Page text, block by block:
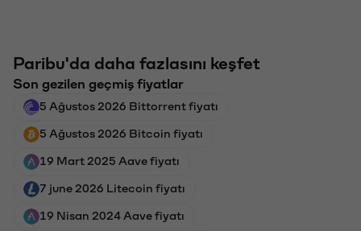
Paribu'da daha fazlasını keşfet
Son gezilen geçmiş fiyatlar
5 Ağustos 2026 Bittorrent fiyatı
5 Ağustos 2026 Bitcoin fiyatı
19 Mart 2025 Aave fiyatı
7 june 2026 Litecoin fiyatı
19 Nisan 2024 Aave fiyatı